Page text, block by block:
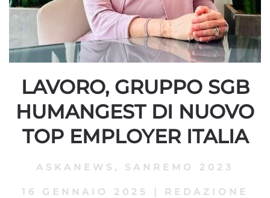
LAVORO, GRUPPO SGB
HUMANGEST DI NUOVO
TOP EMPLOYER ITALIA
ASKANEWS , SANREMO 2023
16 GENNAIO 2025 |
REDAZIONE